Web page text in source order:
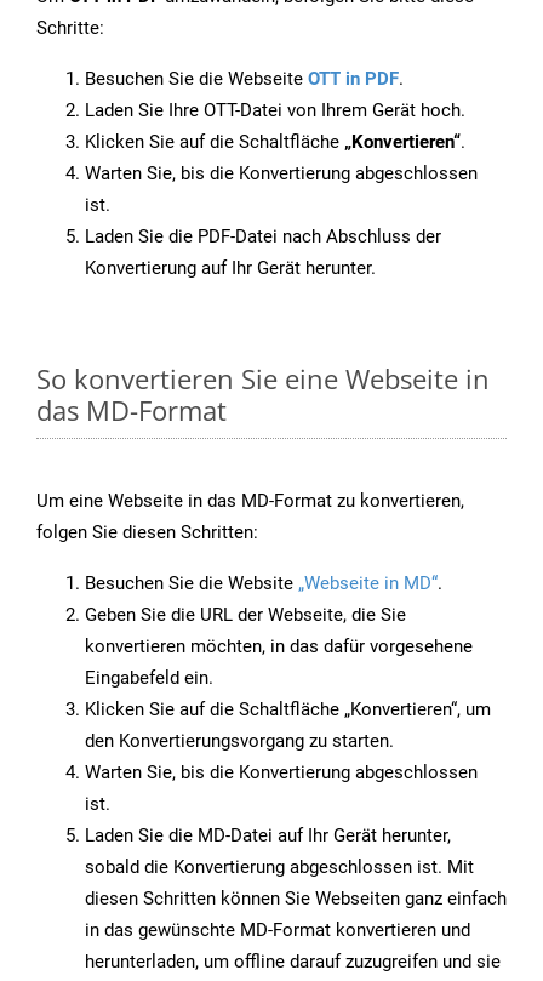
Schritte:
Besuchen Sie die Webseite OTT in PDF.
Laden Sie Ihre OTT-Datei von Ihrem Gerät hoch.
Klicken Sie auf die Schaltfläche „Konvertieren“.
Warten Sie, bis die Konvertierung abgeschlossen
ist.
Laden Sie die PDF-Datei nach Abschluss der
Konvertierung auf Ihr Gerät herunter.
So konvertieren Sie eine Webseite in
das MD-Format
Um eine Webseite in das MD-Format zu konvertieren,
folgen Sie diesen Schritten:
Besuchen Sie die Website „Webseite in MD“.
Geben Sie die URL der Webseite, die Sie
konvertieren möchten, in das dafür vorgesehene
Eingabefeld ein.
Klicken Sie auf die Schaltfläche „Konvertieren“, um
den Konvertierungsvorgang zu starten.
Warten Sie, bis die Konvertierung abgeschlossen
ist.
Laden Sie die MD-Datei auf Ihr Gerät herunter,
sobald die Konvertierung abgeschlossen ist. Mit
diesen Schritten können Sie Webseiten ganz einfach
in das gewünschte MD-Format konvertieren und
herunterladen, um offline darauf zuzugreifen und sie